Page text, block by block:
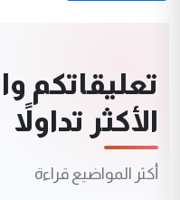
تعليقاتكم
الأكثر تداولاً
أكثر المواضيع قراءة